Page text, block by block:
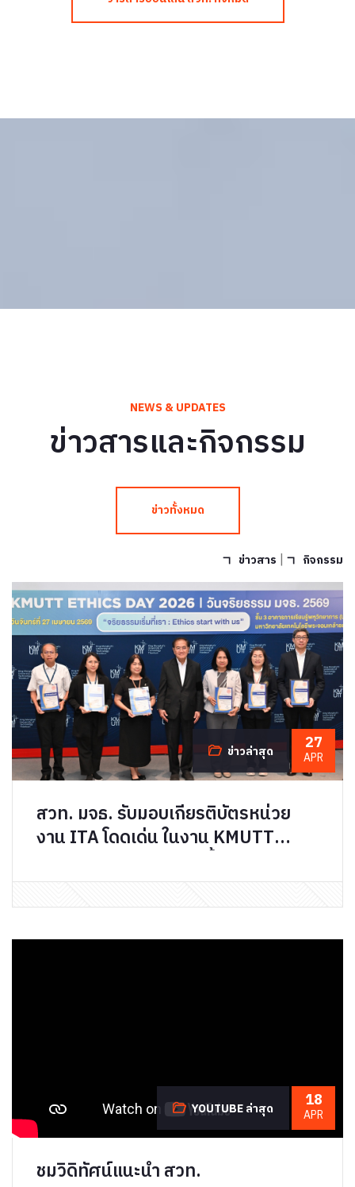
NEWS & UPDATES
ข่าวสารและกิจกรรม
ข่าวทั้งหมด
ข่าวสาร | กิจกรรม
ข่าวล่าสุด 27
APR
สวท. มจธ. รับมอบเกียรติบัตรหน่วย
งาน ITA โดดเด่น ในงาน KMUTT
ธรรมาภิบาลองค์กร
YOUTUBE ล่าสุด 18
APR
ชมวิดิทัศน์แนะนำ สวท.